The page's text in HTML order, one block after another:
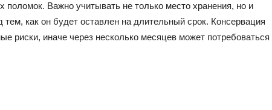
поломок. Важно учитывать не только место хранения, но и
тем, как он будет оставлен на длительный срок. Консервация
риски, иначе через несколько месяцев может потребоваться